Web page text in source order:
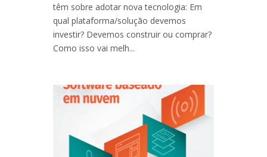
têm sobre adotar nova tecnologia: Em
qual plataforma/solução devemos
investir? Devemos construir ou comprar?
Como isso vai melh...